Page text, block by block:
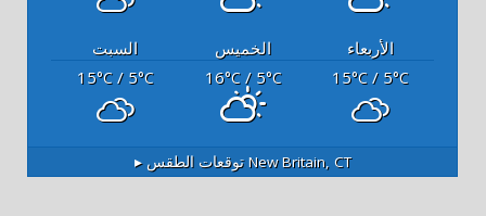
الأربعاء الخميس
السبت
15°C / 5°C
16°C/ 5°C
15°C/ 5°C
New Britain, CTتوقعات الطقس ▸